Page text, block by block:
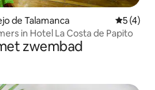
de Talamanca
5 (4)
in Hotel La Costa de Papito
zwembad